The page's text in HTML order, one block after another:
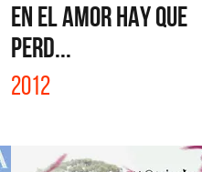
EN EL AMOR HAY QUE
PERD...
2012